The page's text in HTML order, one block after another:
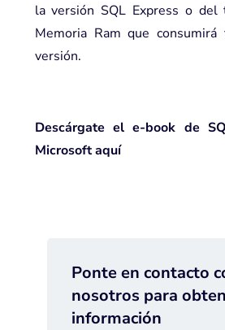
la versión SQL Express o
Memoria Ram que
versión.
Descárgate el e-book de
Microsoftaquí
Ponte en contacto
nosotros para
información